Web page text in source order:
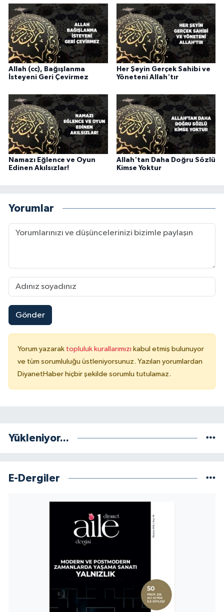
Allah (cc), Bağışlanma
İsteyeni Geri Çevirmez
Her Şeyin Gerçek Sahibi ve
Yöneteni Allah'tır
Namazı Eğlence ve Oyun
Edinen Akılsızlar!
Allah'tan Daha Doğru Sözlü
Kimse Yoktur
Yorumlar
Gönder
Yorum yazarak topluluk kurallarımızı kabul etmiş bulunuyor
ve tüm sorumluluğu üstleniyorsunuz. Yazılan yorumlardan
DiyanetHaber hiçbir şekilde sorumlu tutulamaz.
Yükleniyor...
E-Dergiler
Karaman Müftülüğü
Kars Müftülüğü
Kastamonu Müftülüğü
Kilis Müftülüğü
Kırıkkale Müftülüğü
Kırklareli Müftülüğü
Kütahya Müftülüğü
Malatya Müftülüğü
Manisa Müftülüğü
Mardin Müftülüğü
Mersin Müftülüğü
Niğde Müftülüğü
Ordu Müftülüğü
Osmaniye Müftülüğü
Sakarya Müftülüğü